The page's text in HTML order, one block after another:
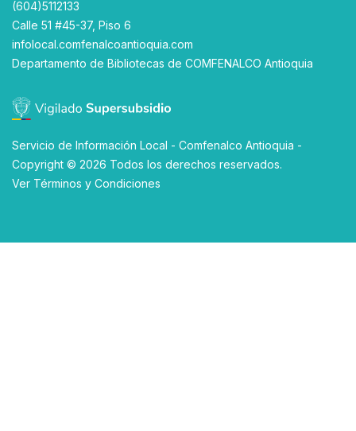
(604)5112133
Calle 51 #45-37, Piso 6
infolocal.comfenalcoantioquia.com
Departamento de Bibliotecas de COMFENALCO Antioquia
Servicio de Información Local - Comfenalco Antioquia -
Copyright © 2026 Todos los derechos reservados.
Ver Términos y Condiciones